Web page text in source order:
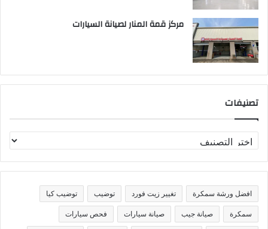
مركز قمة المنار لصيانة السيارات
تصنيفات
ص
ن
ف
ا
افضل ورشة سمكرة تغيير زيت فورد توضيب توضيب كيا
سمكرة صيانة جيب صيانة سيارات فحص سيارات